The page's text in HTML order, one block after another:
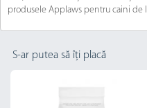
produsele Applaws pentru caini de
S-ar putea să îți placă